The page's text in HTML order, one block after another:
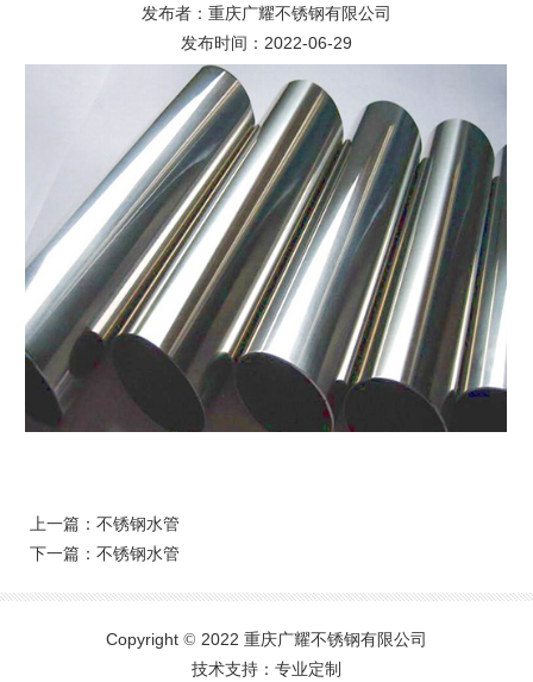
发布者：重庆广耀不锈钢有限公司
发布时间：2022-06-29
上一篇：不锈钢水管
下一篇：不锈钢水管
Copyright © 2022 重庆广耀不锈钢有限公司
技术支持：专业定制